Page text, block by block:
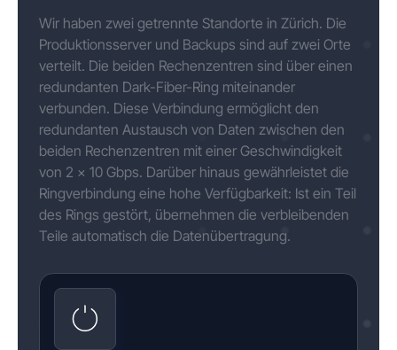
Wir haben zwei getrennte Standorte in Zürich. Die
Produktionsserver und Backups sind auf zwei Orte
verteilt. Die beiden Rechenzentren sind über einen
redundanten Dark-Fiber-Ring miteinander
verbunden. Diese Verbindung ermöglicht den
redundanten Austausch von Daten zwischen den
beiden Rechenzentren mit einer Geschwindigkeit
von 2 x 10 Gbps. Darüber hinaus gewährleistet die
Ringverbindung eine hohe Verfügbarkeit: Ist ein Teil
des Rings gestört, übernehmen die verbleibenden
Teile automatisch die Datenübertragung.